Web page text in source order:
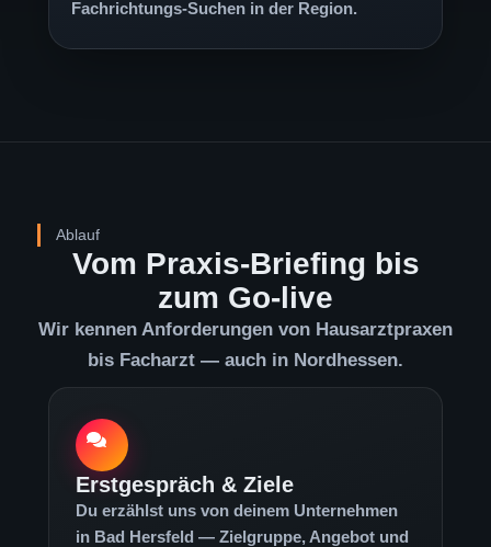
Fachrichtungs-Suchen in der Region.
Ablauf
Vom Praxis-Briefing bis
zum Go-live
Wir kennen Anforderungen von Hausarztpraxen
bis Facharzt — auch in Nordhessen.
Erstgespräch & Ziele
Du erzählst uns von deinem Unternehmen
in Bad Hersfeld — Zielgruppe, Angebot und